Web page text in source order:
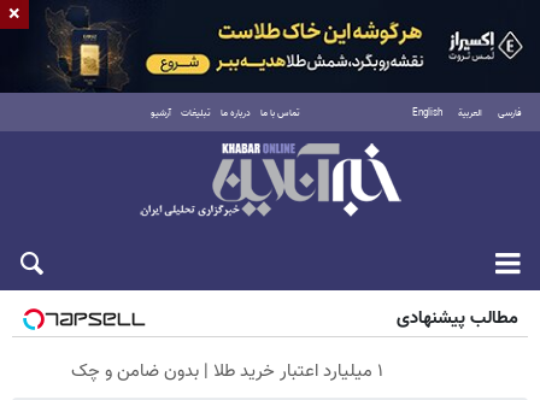
فارسی العربية English تماس با ما درباره ما تبلیغات آرشیو
پنجشنبه ۱۵ مرداد ۱۴۰۵
مطالب پیشنهادی
۱ میلیارد اعتبار خرید طلا | بدون ضامن و چک
×